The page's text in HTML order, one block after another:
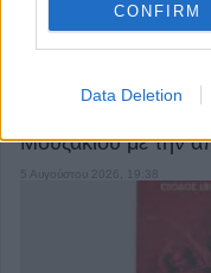
CONFIRM
Data Deletion
Μουζακίου με την
5 Αυγούστου 2026, 19:38